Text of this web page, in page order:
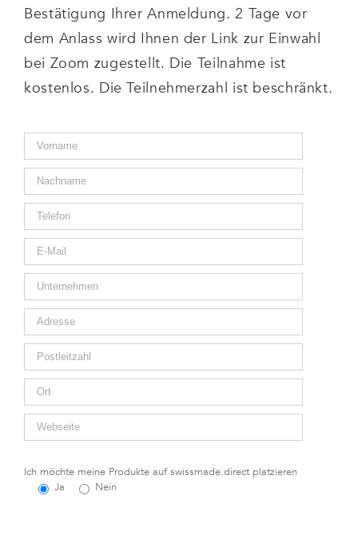
Bestätigung Ihrer Anmeldung. 2 Tage vor
dem Anlass wird Ihnen der Link zur Einwahl
bei Zoom zugestellt. Die Teilnahme ist
kostenlos. Die Teilnehmerzahl ist beschränkt.
Ich möchte meine Produkte auf swissmade.direct platzieren
Ja
Nein